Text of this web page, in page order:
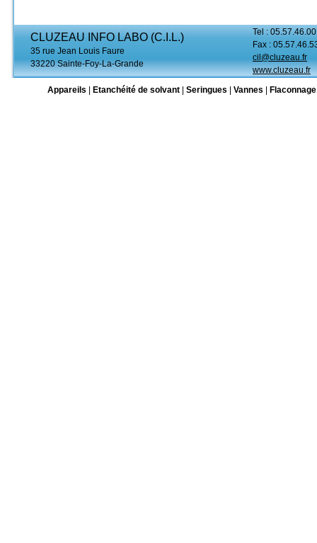
CLUZEAU INFO LABO (C.I.L.)
35 rue Jean Louis Faure
33220 Sainte-Foy-La-Grande
Tel :
Fax :
cil@cluzeau.fr
www.cluzeau.fr
Appareils
Etanchéité de solvant Seringues Vannes Flaconnage